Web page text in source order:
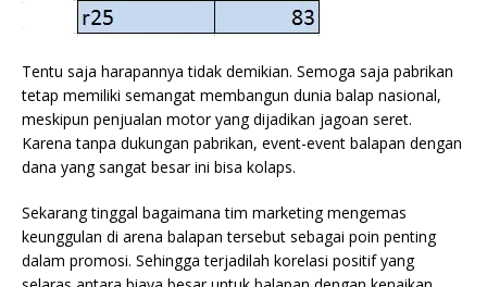
Tentu saja harapannya tidak demikian. Semoga saja pabrikan
tetap memiliki semangat membangun dunia balap nasional,
meskipun penjualan motor yang dijadikan jagoan seret.
Karena tanpa dukungan pabrikan, event-event balapan dengan
dana yang sangat besar ini bisa kolaps.
Sekarang tinggal bagaimana tim marketing mengemas
keunggulan di arena balapan tersebut sebagai poin penting
dalam promosi. Sehingga terjadilah korelasi positif yang